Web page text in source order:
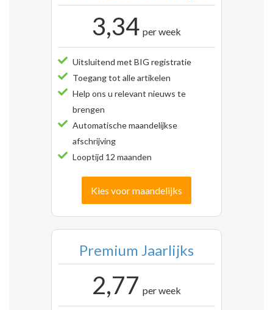
3,34 per week
Uitsluitend met BIG registratie
Toegang tot alle artikelen
Help ons u relevant nieuws te
brengen
Automatische maandelijkse
afschrijving
Looptijd 12 maanden
Kies voor maandelijks
Premium Jaarlijks
2,77 per week